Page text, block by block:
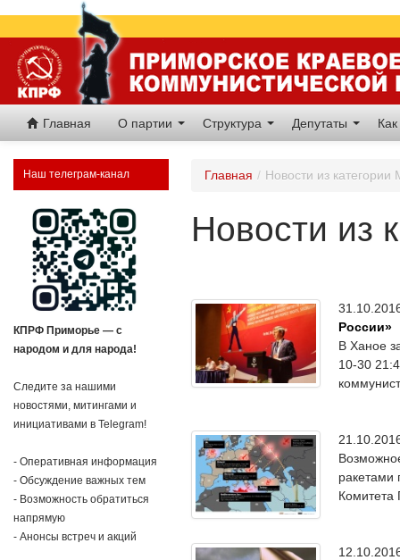
Главная О партии Структура Депутаты
Наш телеграм-канал
КПРФ Приморье — с
народом и для народа!
Следите за нашими
новостями, митингами и
инициативами в Telegram!
- Оперативная информация
- Обсуждение важных тем
- Возможность обратиться
напрямую
- Анонсы встреч и акций
Главная / Новости из
Новости из
России»
В Ханое
10-30
ракетами